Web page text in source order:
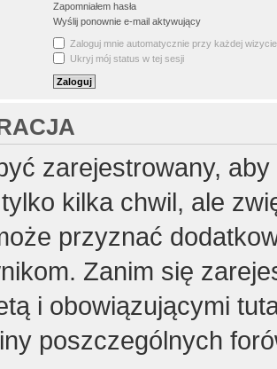
Zapomniałem hasła
Wyślij ponownie e-mail aktywujący
Zaloguj mnie automatycznie przy każdej wizycie
Ukryj mój status w tej sesji
zarejestrowany,
kilka chwil, ale
przyznać
Zanim się
i obowiązującymi
poszczególnych